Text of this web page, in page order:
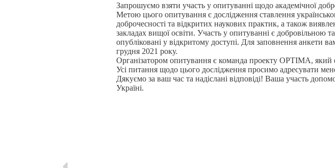
Запрошуємо взяти участь у опитуванні щодо академічної
Метою цього опитування є дослідження ставлення
доброчесності та відкритих наукових практик, а також
закладах вищої освіти. Участь у опитуванні є добровільною
опубліковані у відкритому доступі. Для заповнення анкети
грудня 2021 року.
Організатором опитування є команда проекту OPTIMA,
Усі питання щодо цього дослідження просимо адресувати
Дякуємо за ваш час та надіслані відповіді! Ваша участь
Україні.